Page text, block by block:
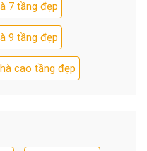
7 tầng đẹp
9 tầng đẹp
cao tầng đẹp